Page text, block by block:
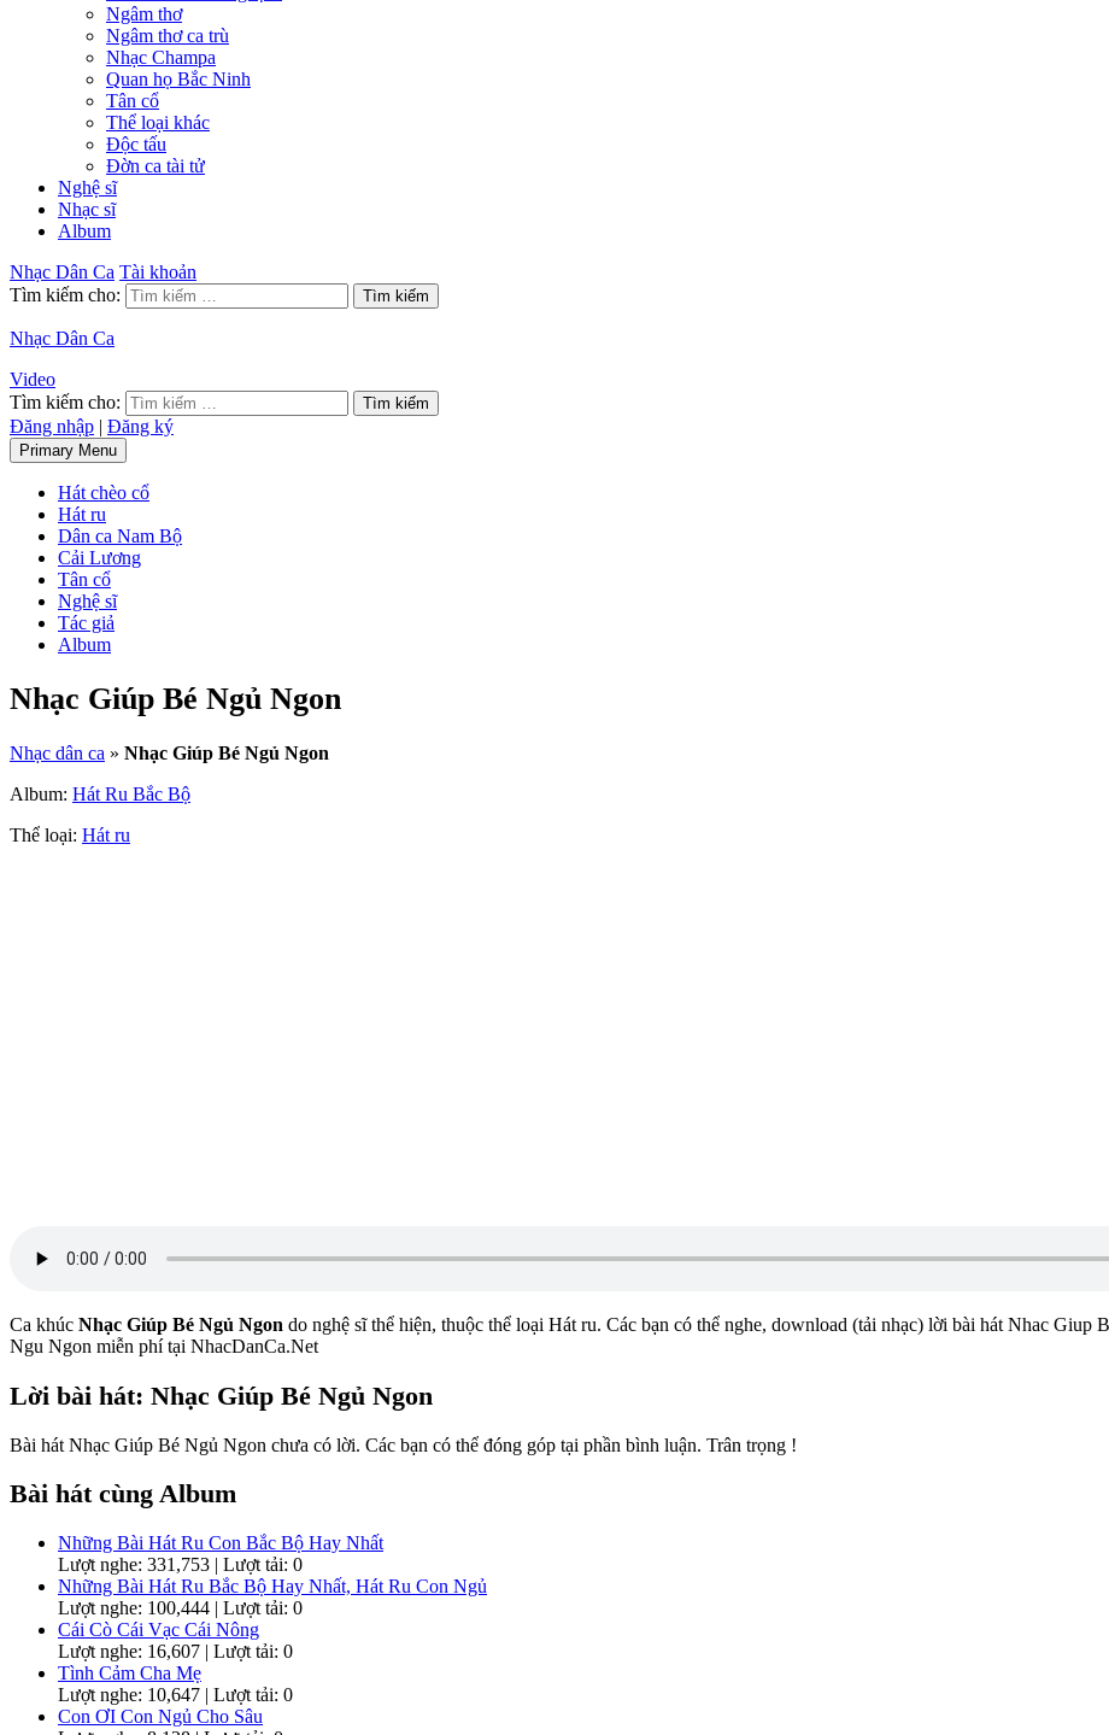
Ngâm thơ
Ngâm thơ ca trù
Nhạc Champa
Quan họ Bắc Ninh
Tân cổ
Thể loại khác
Độc tấu
Đờn ca tài tử
Nghệ sĩ
Nhạc sĩ
Album
Nhạc Dân Ca Tài khoản
Tìm kiếm cho:
Nhạc Dân Ca
Video
Tìm kiếm cho:
Đăng nhập | Đăng ký
Primary Menu
Hát chèo cổ
Hát ru
Dân ca Nam Bộ
Cải Lương
Tân cổ
Nghệ sĩ
Tác giả
Album
Nhạc Giúp Bé Ngủ Ngon
Nhạc dân ca » Nhạc Giúp Bé Ngủ Ngon
Album: Hát Ru Bắc Bộ
Thể loại: Hát ru
Ca khúc Nhạc Giúp Bé Ngủ Ngon do nghệ sĩthể hiện, thuộc thể loại Hát ru. Các bạn có thể nghe, download (tải nhạc) lời bài hát Nhac
Ngu Ngon miễn phí tại NhacDanCa.Net
Lời bài hát: Nhạc Giúp Bé Ngủ Ngon
Bài hát Nhạc Giúp Bé Ngủ Ngon chưa có lời. Các bạn có thể đóng góp tại phần bình luận. Trân trọng !
Bài hát cùng Album
Những Bài Hát Ru Con Bắc Bộ Hay Nhất
Lượt nghe: 331,753 | Lượt tải: 0
Những Bài Hát Ru Bắc Bộ Hay Nhất, Hát Ru Con Ngủ
Lượt nghe: 100,444 | Lượt tải: 0
Cái Cò Cái Vạc Cái Nông
Lượt nghe: 16,607 | Lượt tải: 0
Tình Cảm Cha Mẹ
Lượt nghe: 10,647 | Lượt tải: 0
Con ƠI Con Ngủ Cho Sâu